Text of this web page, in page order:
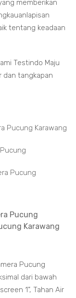
memberikan
tentang keadaan
Testindo Maju
dan tangkapan
Pucung Karawang
Pucung
Pucung
Karawang
Pucung
dari bawah
1”, Tahan Air